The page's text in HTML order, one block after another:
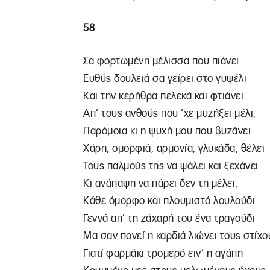
58
Σα φορτωμένη μέλισσα που πιάνει
Ευθύς δουλειά σα γείρει στο γυψέλι
Και την κερήθρα πελεκά και φτιάνει
Απ’ τους ανθούς που ’χε μυζήξει μέλι,
Παρόμοια κι η ψυχή μου που βυζάνει
Χάρη, ομορφιά, αρμονία, γλυκάδα, θέλει
Τους παλμούς της να ψάλει και ξεχάνει
Κι ανάπαψη να πάρει δεν τη μέλει.
Κάθε όμορφο και πλουμιστό λουλούδι
Γεννά απ’ τη ζάχαρή του ένα τραγούδι
Μα σαν πονεί η καρδιά λιώνει τους
Γιατί φαρμάκι τρομερό ειν’ η αγάπη